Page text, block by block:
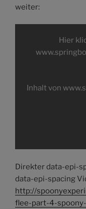
weiter:
Inhalt
anzeigen
Hier
Inhalt von
Direkter data-epi-
data-epi-spacing
http://
flee-part-4-